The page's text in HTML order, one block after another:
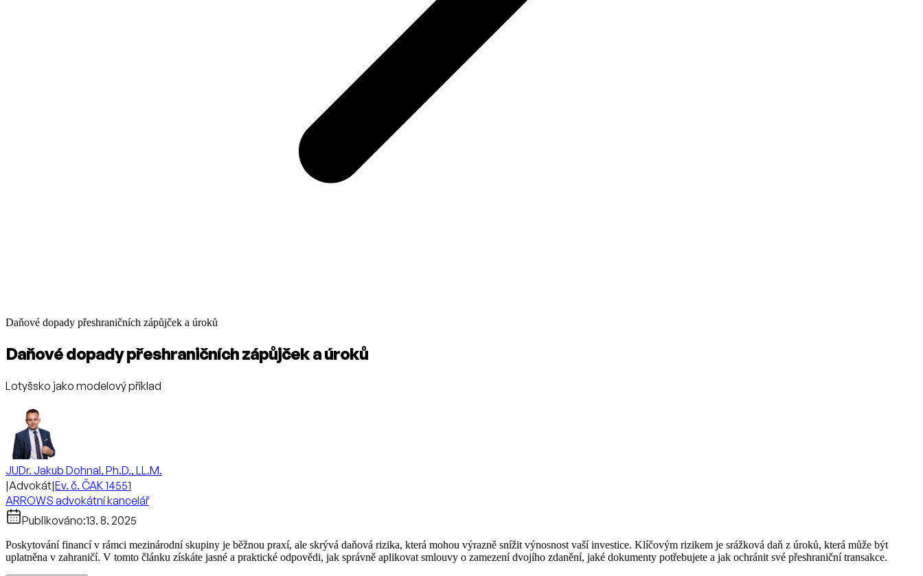
Daňové dopady přeshraničních zápůjček a úroků
Daňové dopady přeshraničních zápůjček a úroků
Lotyšsko jako modelový příklad
JUDr. Jakub Dohnal, Ph.D., LL.M.
|Advokát|Ev. č. ČAK 14551
ARROWS advokátní kancelář
Publikováno:13. 8. 2025
Poskytování financí v rámci mezinárodní skupiny je běžnou praxí, ale skrývá daňová rizika, která mohou výrazně snížit výnosnost vaší investice. Klíčovým rizikem je srážková daň z úroků, která může být
uplatněna v zahraničí. V tomto článku získáte jasné a praktické odpovědi, jak správně aplikovat smlouvy o zamezení dvojího zdanění, jaké dokumenty potřebujete a jak ochránit své přeshraniční transakce.